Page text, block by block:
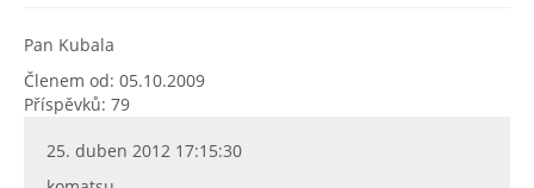
Pan Kubala
Členem od: 05.10.2009
Příspěvků: 79
25. duben 2012 17:15:30